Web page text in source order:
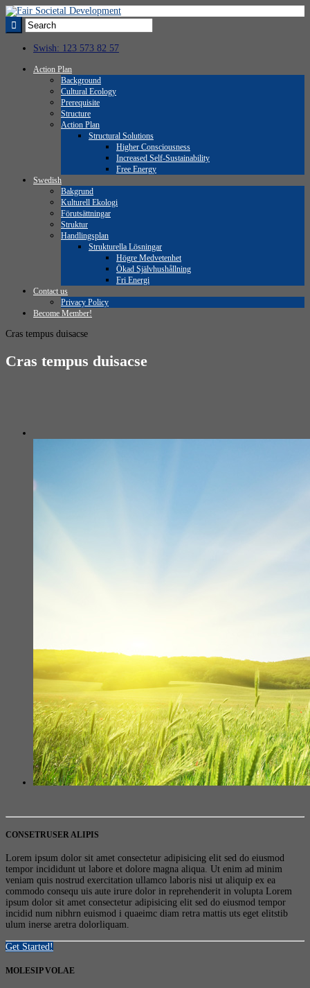
Swish: 123 573 82 57
Action Plan
Background
Cultural Ecology
Prerequisite
Structure
Action Plan
Structural Solutions
Higher Consciousness
Increased Self-Sustainability
Free Energy
Swedish
Bakgrund
Kulturell Ekologi
Förutsättningar
Struktur
Handlingsplan
Strukturella Lösningar
Högre Medvetenhet
Ökad Självhushållning
Fri Energi
Contact us
Privacy Policy
Become Member!
Cras tempus duisacse
Cras tempus duisacse
CONSETRUSER ALIPIS
Lorem ipsum dolor sit amet consectetur adipisicing elit sed do eiusmod
tempor incididunt ut labore et dolore magna aliqua. Ut enim ad minim
veniam quis nostrud exercitation ullamco laboris nisi ut aliquip ex ea
commodo consequ uis aute irure dolor in reprehenderit in volupta Lorem
ipsum dolor sit amet consectetur adipisicing elit sed do eiusmod tempor
incidid num nibhrn euismod i quaeimc diam retra mattis uts eget elitstib
ulum inerse aretra dolorliquam.
Get Started!
MOLESIP VOLAE